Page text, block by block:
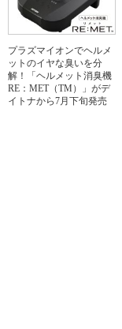
プラズマイオンでヘルメ
ットのイヤな臭いを分
解！「ヘルメット消臭機
RE：MET（TM）」がデ
イトナから7月下旬発売